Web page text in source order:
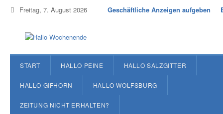
Freitag, 7. August 2026 Geschäftliche Anzeigen aufgeben
START HALLO PEINE HALLO SALZGITTER
HALLO GIFHORN HALLO WOLFSBURG
ZEITUNG NICHT ERHALTEN?